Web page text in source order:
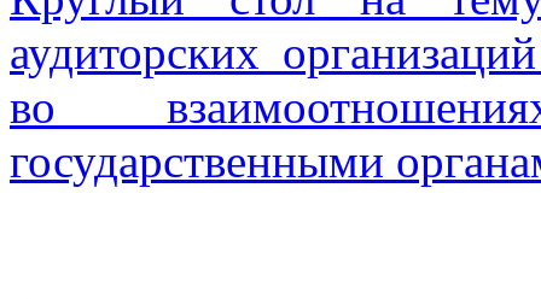
аудиторских
во
государственными